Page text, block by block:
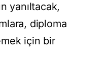
yanıltacak,
diploma
için bir